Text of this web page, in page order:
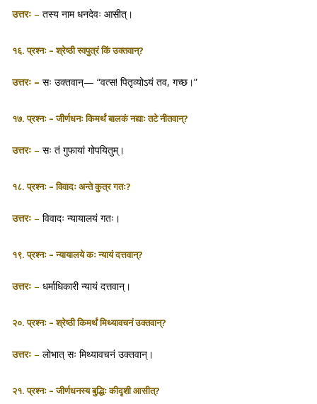
उत्तरः – तस्य नाम धनदेवः आसीत्।
१६. प्रश्नः – श्रेष्ठी स्वपुत्रं किं उक्तवान्?
उत्तरः – सः उक्तवान्— “वत्स! पितृव्योऽयं तव, गच्छ।”
१७. प्रश्नः – जीर्णधनः किमर्थं बालकं नद्याः तटे नीतवान्?
उत्तरः – सः तं गुफायां गोपयितुम्।
१८. प्रश्नः – विवादः अन्ते कुत्र गतः?
उत्तरः – विवादः न्यायालयं गतः।
१९. प्रश्नः – न्यायालये कः न्यायं दत्तवान्?
उत्तरः – धर्माधिकारी न्यायं दत्तवान्।
२०. प्रश्नः – श्रेष्ठी किमर्थं मिथ्यावचनं उक्तवान्?
उत्तरः – लोभात् सः मिथ्यावचनं उक्तवान्।
२१. प्रश्नः – जीर्णधनस्य बुद्धिः कीदृशी आसीत्?